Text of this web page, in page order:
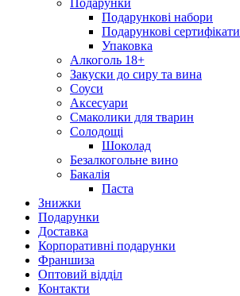
Подарунки
Подарункові набори
Подарункові сертифікати
Упаковка
Алкоголь 18+
Закуски до сиру та вина
Соуси
Аксесуари
Смаколики для тварин
Солодощі
Шоколад
Безалкогольне вино
Бакалія
Паста
Знижки
Подарунки
Доставка
Корпоративні подарунки
Франшиза
Оптовий відділ
Контакти